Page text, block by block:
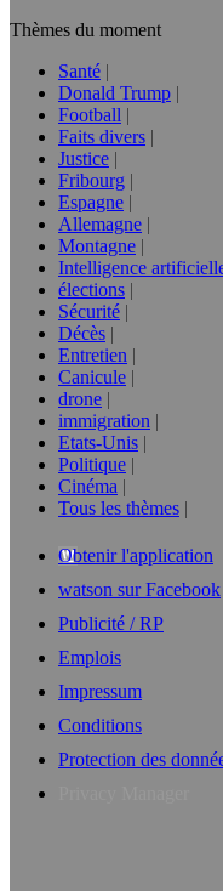
Thèmes du moment
Santé
Donald Trump
Football
Faits divers
Justice
Fribourg
Espagne
Allemagne
Montagne
Intelligence
élections
Sécurité
Décès
Entretien
Canicule
drone
immigration
Etats-Unis
Politique
Cinéma
Tous les thèmes
Obtenir l'application
watson sur Facebook
Publicité / RP
Emplois
Impressum
Conditions
Protection des